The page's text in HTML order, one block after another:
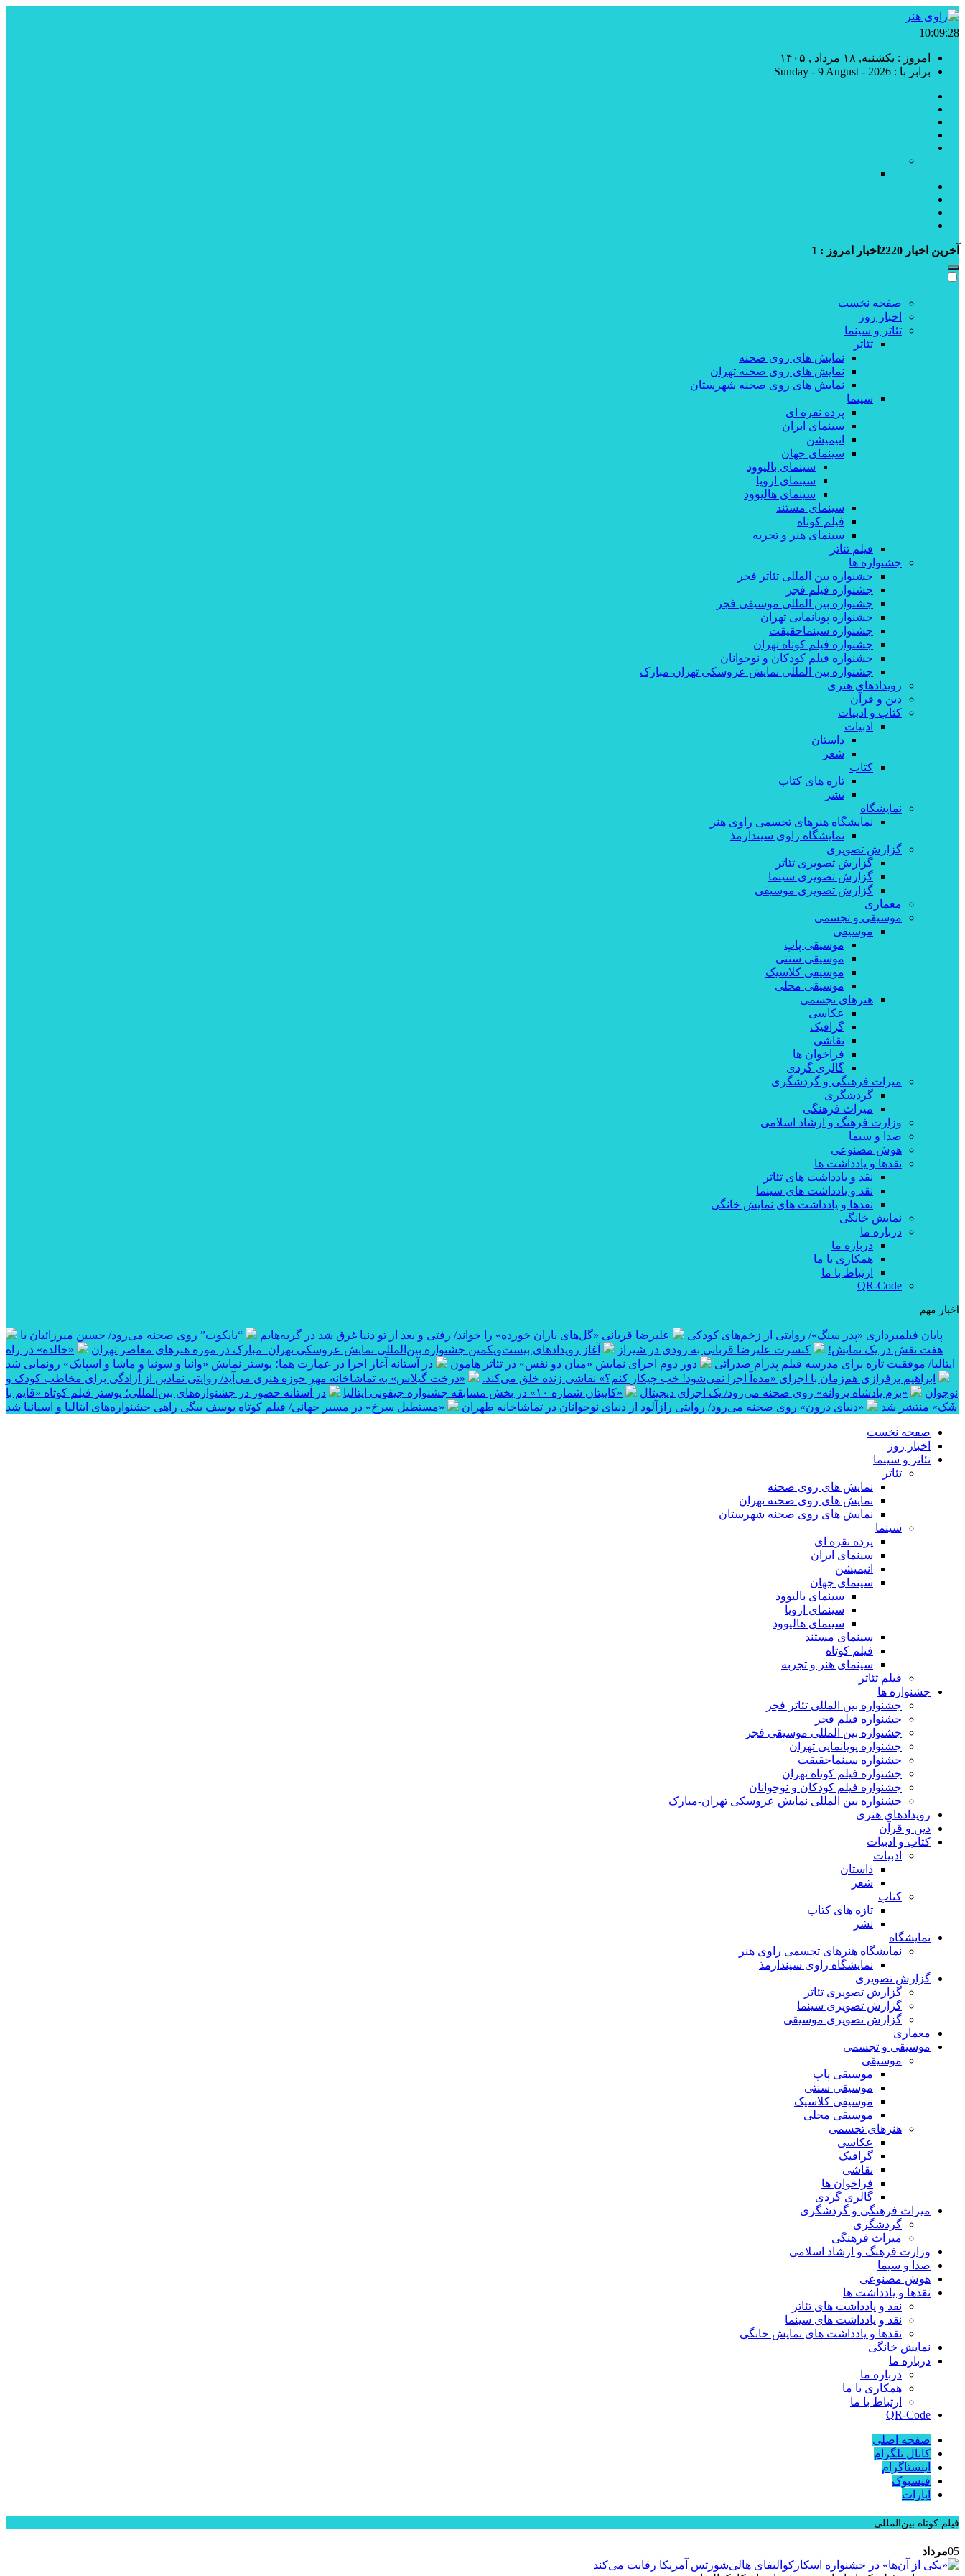
10:09:29
امروز : یکشنبه, ۱۸ مرداد , ۱۴۰۵
برابر با : Sunday - 9 August - 2026
آخرین اخبار اخبار امروز : 1
صفحه نخست
اخبار روز
تئاتر و سینما
تئاتر
نمایش های روی صحنه
نمایش های روی صحنه تهران
نمایش های روی صحنه شهرستان
سینما
پرده نقره ای
سینمای ایران
انیمیشن
سینمای جهان
سینمای بالیوود
سینمای اروپا
سینمای هالیوود
سینمای مستند
فیلم کوتاه
سینمای هنر و تجربه
فیلم تئاتر
جشنواره ها
جشنواره بین المللی تئاتر فجر
جشنواره فیلم فجر
جشنواره بین المللی موسیقی فجر
جشنواره پویانمایی تهران
جشنواره سینماحقیقت
جشنواره فیلم کوتاه تهران
جشنواره فیلم کودکان و نوجوانان
جشنواره بین المللی نمایش عروسکی تهران-مبارک
رویدادهای هنری
دین و قرآن
کتاب و ادبیات
ادبیات
داستان
شعر
کتاب
تازه های کتاب
نشر
نمایشگاه
نمایشگاه هنرهای تجسمی راوی هنر
نمایشگاه راوی سپندارمذ
گزارش تصویری
گزارش تصویری تئاتر
گزارش تصویری سینما
گزارش تصویری موسیقی
معماری
موسیقی و تجسمی
موسیقی
موسیقی پاپ
موسیقی سنتی
موسیقی کلاسیک
موسیقی محلی
هنرهای تجسمی
عکاسی
گرافیک
نقاشی
فراخوان ها
گالری گردی
میراث فرهنگی و گردشگری
گردشگری
میراث فرهنگی
وزارت فرهنگ و ارشاد اسلامی
صدا و سیما
هوش مصنوعی
نقدها و یادداشت ها
نقد و یادداشت های تئاتر
نقد و یادداشت های سینما
نقدها و یادداشت های نمایش خانگی
نمایش خانگی
درباره ما
درباره ما
همکاری با ما
ارتباط با ما
QR-Code
اخبار مهم
پایان فیلمبرداری «پدر سنگ»/ روایتی از زخم‌های کودکی علیرضا قربانی «گل‌های باران خورده» را خواند/ رفتی و بعد از تو دنیا غرق شد در گریه‌هایم
“بایکوت” روی صحنه می‌رود/ حسین میرزائیان با
هفت نقش در یک نمایش!
کنسرت علیرضا قربانی به زودی در شیراز آغاز رویدادهای بیست‌ویکمین جشنواره بین‌المللی نمایش عروسکی تهران–مبارک در موزه هنرهای معاصر تهران
«خالده» در راه
ایتالیا/ موفقیت تازه برای مدرسه فیلم پدرام صدرائی
دور دوم اجرای نمایش «میان دو نفس» در تئاتر هامون
در آستانه آغاز اجرا در عمارت هما؛ پوستر نمایش «وانیا و سونیا و ماشا و اسپایک» رونمایی شد
ابراهیم برفرازی هم‌زمان با اجرای «مده‌آ اجرا نمی‌شود! خب چیکار کنم؟» نقاشی زنده خلق می‌کند.
«درخت گیلاس» به تماشاخانه مهر حوزه هنری می‌آید/ روایتی نمادین از آزادگی برای مخاطب کودک و
نوجوان
«بزم پادشاه پروانه» روی صحنه می‌رود/ یک اجرای دیجیتال «کاپیتان شماره ۱۰» در بخش مسابقه جشنواره جیفونی ایتالیا
در آستانه حضور در جشنواره‌های بین‌المللی؛ پوستر فیلم کوتاه «قایم با
شَک» منتشر شد
«دنیای درون» روی صحنه می‌رود/ روایتی رازآلود از دنیای نوجوانان در تماشاخانه طهران «مستطیل سرخ» در مسیر جهانی/ فیلم کوتاه یوسف بیگی راهی جشنواره‌های ایتالیا و اسپانیا شد
صفحه نخست
اخبار روز
تئاتر و سینما
تئاتر
نمایش های روی صحنه
نمایش های روی صحنه تهران
نمایش های روی صحنه شهرستان
سینما
پرده نقره ای
سینمای ایران
انیمیشن
سینمای جهان
سینمای بالیوود
سینمای اروپا
سینمای هالیوود
سینمای مستند
فیلم کوتاه
سینمای هنر و تجربه
فیلم تئاتر
جشنواره ها
جشنواره بین المللی تئاتر فجر
جشنواره فیلم فجر
جشنواره بین المللی موسیقی فجر
جشنواره پویانمایی تهران
جشنواره سینماحقیقت
جشنواره فیلم کوتاه تهران
جشنواره فیلم کودکان و نوجوانان
جشنواره بین المللی نمایش عروسکی تهران-مبارک
رویدادهای هنری
دین و قرآن
کتاب و ادبیات
ادبیات
داستان
شعر
کتاب
تازه های کتاب
نشر
نمایشگاه
نمایشگاه هنرهای تجسمی راوی هنر
نمایشگاه راوی سپندارمذ
گزارش تصویری
گزارش تصویری تئاتر
گزارش تصویری سینما
گزارش تصویری موسیقی
معماری
موسیقی و تجسمی
موسیقی
موسیقی پاپ
موسیقی سنتی
موسیقی کلاسیک
موسیقی محلی
هنرهای تجسمی
عکاسی
گرافیک
نقاشی
فراخوان ها
گالری گردی
میراث فرهنگی و گردشگری
گردشگری
میراث فرهنگی
وزارت فرهنگ و ارشاد اسلامی
صدا و سیما
هوش مصنوعی
نقدها و یادداشت ها
نقد و یادداشت های تئاتر
نقد و یادداشت های سینما
نقدها و یادداشت های نمایش خانگی
نمایش خانگی
درباره ما
درباره ما
همکاری با ما
ارتباط با ما
QR-Code
صفحه اصلی
کانال تلگرام
اینستاگرام
فیسبوک
آپارات
فیلم کوتاه بین‌المللی
05مرداد